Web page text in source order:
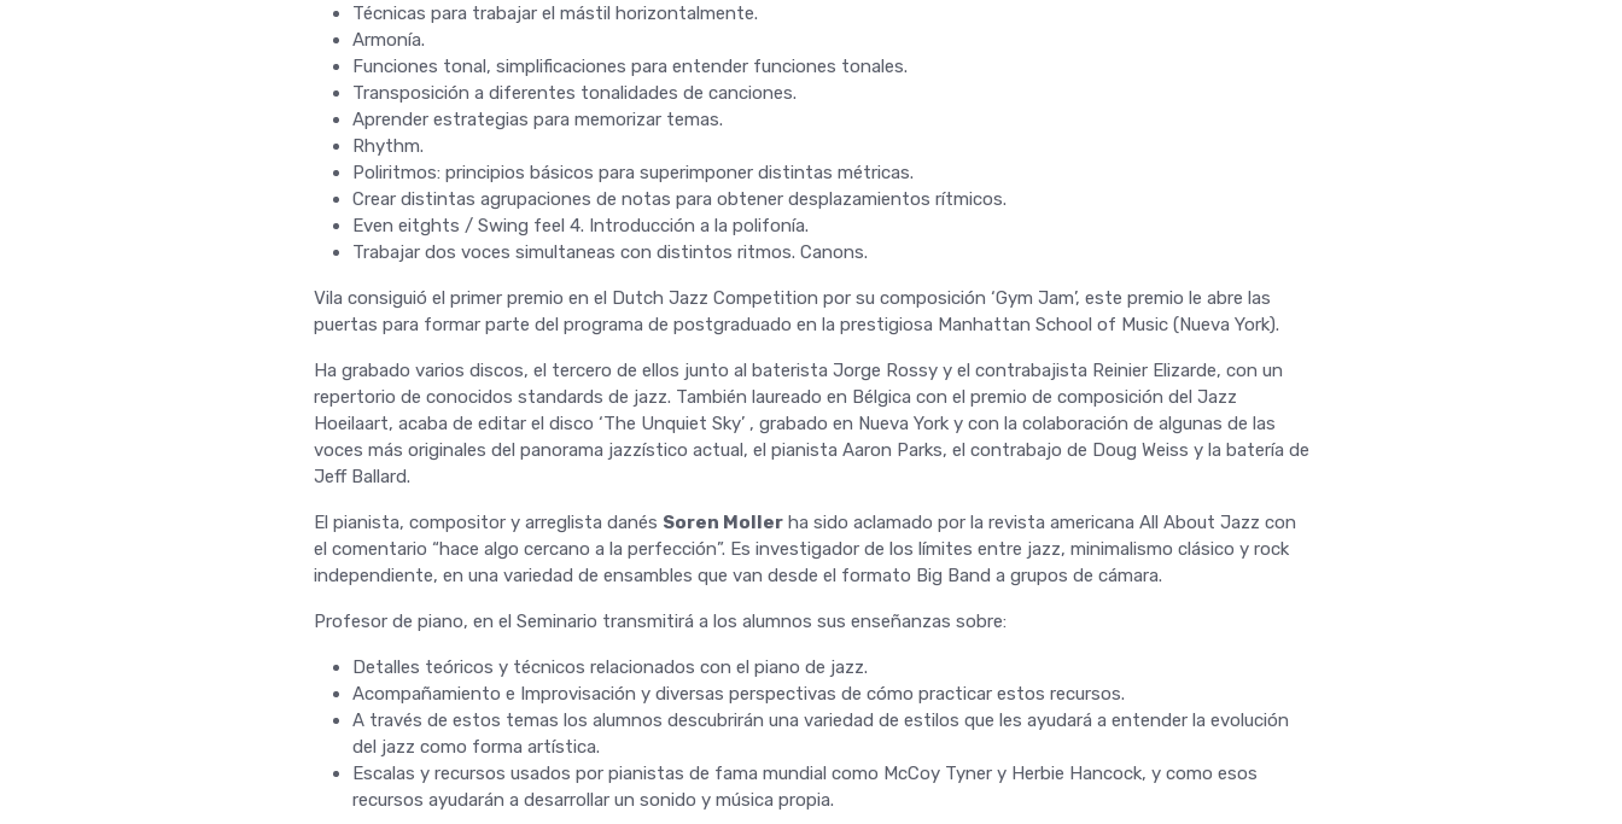
Técnicas para trabajar el mástil horizontalmente.
Armonía.
Funciones tonal, simplificaciones para entender funciones tonales.
Transposición a diferentes tonalidades de canciones.
Aprender estrategias para memorizar temas.
Rhythm.
Poliritmos: principios básicos para superimponer distintas métricas.
Crear distintas agrupaciones de notas para obtener desplazamientos rítmicos.
Even eitghts / Swing feel 4. Introducción a la polifonía.
Trabajar dos voces simultaneas con distintos ritmos. Canons.
Vila consiguió el primer premio en el Dutch Jazz Competition por su composición ‘Gym Jam’, este premio le abre las
puertas para formar parte del programa de postgraduado en la prestigiosa Manhattan School of Music (Nueva York).
Ha grabado varios discos, el tercero de ellos junto al baterista Jorge Rossy y el contrabajista Reinier Elizarde, con un
repertorio de conocidos standards de jazz. También laureado en Bélgica con el premio de composición del Jazz
Hoeilaart, acaba de editar el disco ‘The Unquiet Sky’ , grabado en Nueva York y con la colaboración de algunas de las
voces más originales del panorama jazzístico actual, el pianista Aaron Parks, el contrabajo de Doug Weiss y la batería de
Jeff Ballard.
El pianista, compositor y arreglista danés Soren Mollerha sido aclamado por la revista americana All About Jazz con
el comentario “hace algo cercano a la perfección”. Es investigador de los límites entre jazz, minimalismo clásico y rock
independiente, en una variedad de ensambles que van desde el formato Big Band a grupos de cámara.
Profesor de piano, en el Seminario transmitirá a los alumnos sus enseñanzas sobre:
Detalles teóricos y técnicos relacionados con el piano de jazz.
Acompañamiento e Improvisación y diversas perspectivas de cómo practicar estos recursos.
A través de estos temas los alumnos descubrirán una variedad de estilos que les ayudará a entender la evolución
del jazz como forma artística.
Escalas y recursos usados por pianistas de fama mundial como McCoy Tyner y Herbie Hancock, y como esos
recursos ayudarán a desarrollar un sonido y música propia.